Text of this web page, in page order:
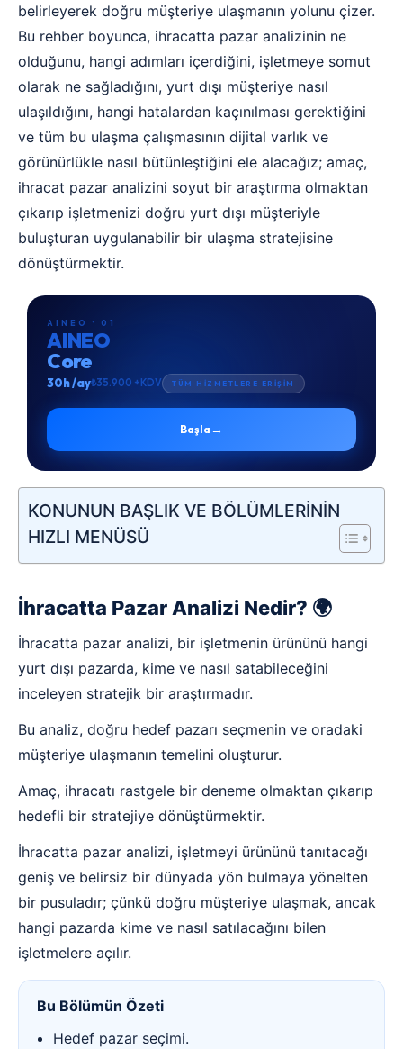
belirleyerek doğru müşteriye ulaşmanın yolunu çizer.
Bu rehber boyunca, ihracatta pazar analizinin ne
olduğunu, hangi adımları içerdiğini, işletmeye somut
olarak ne sağladığını, yurt dışı müşteriye nasıl
ulaşıldığını, hangi hatalardan kaçınılması gerektiğini
ve tüm bu ulaşma çalışmasının dijital varlık ve
görünürlükle nasıl bütünleştiğini ele alacağız; amaç,
ihracat pazar analizini soyut bir araştırma olmaktan
çıkarıp işletmenizi doğru yurt dışı müşteriyle
buluşturan uygulanabilir bir ulaşma stratejisine
dönüştürmektir.
AINEO · 01
AINEO
Core
30h /ay₺35.900 +KDV TÜM HİZMETLERE ERİŞİM
Başla →
KONUNUN BAŞLIK VE BÖLÜMLERİNİN
HIZLI MENÜSÜ
İhracatta Pazar Analizi Nedir? 🌍
İhracatta pazar analizi, bir işletmenin ürününü hangi
yurt dışı pazarda, kime ve nasıl satabileceğini
inceleyen stratejik bir araştırmadır.
Bu analiz, doğru hedef pazarı seçmenin ve oradaki
müşteriye ulaşmanın temelini oluşturur.
Amaç, ihracatı rastgele bir deneme olmaktan çıkarıp
hedefli bir stratejiye dönüştürmektir.
İhracatta pazar analizi, işletmeyi ürününü tanıtacağı
geniş ve belirsiz bir dünyada yön bulmaya yönelten
bir pusuladır; çünkü doğru müşteriye ulaşmak, ancak
hangi pazarda kime ve nasıl satılacağını bilen
işletmelere açılır.
Bu Bölümün Özeti
Hedef pazar seçimi.